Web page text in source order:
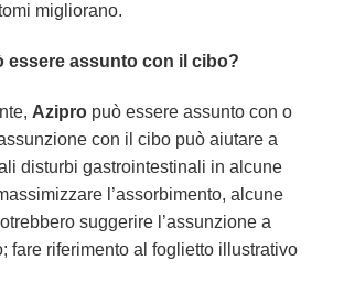
migliorano.
essere assunto con il cibo?
Azipropuò essere assunto con o
con il cibo può aiutare a
disturbi gastrointestinali in alcune
l’assorbimento, alcune
suggerire l’assunzione a
fare riferimento al foglietto illustrativo